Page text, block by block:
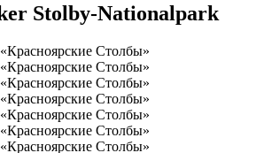
Stolby-Nationalpark